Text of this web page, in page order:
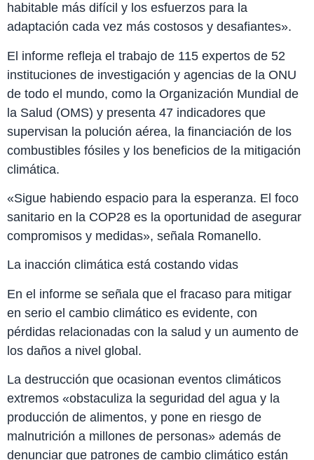
habitable más difícil y los esfuerzos para la
adaptación cada vez más costosos y desafiantes».
El informe refleja el trabajo de 115 expertos de 52
instituciones de investigación y agencias de la ONU
de todo el mundo, como la Organización Mundial de
la Salud (OMS) y presenta 47 indicadores que
supervisan la polución aérea, la financiación de los
combustibles fósiles y los beneficios de la mitigación
climática.
«Sigue habiendo espacio para la esperanza. El foco
sanitario en la COP28 es la oportunidad de asegurar
compromisos y medidas», señala Romanello.
La inacción climática está costando vidas
En el informe se señala que el fracaso para mitigar
en serio el cambio climático es evidente, con
pérdidas relacionadas con la salud y un aumento de
los daños a nivel global.
La destrucción que ocasionan eventos climáticos
extremos «obstaculiza la seguridad del agua y la
producción de alimentos, y pone en riesgo de
malnutrición a millones de personas» además de
denunciar que patrones de cambio climático están